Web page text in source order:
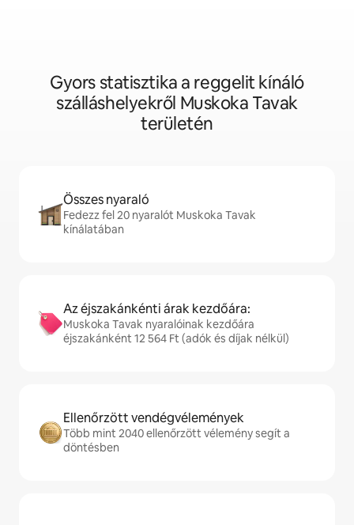
Gyors statisztika a reggelit kínáló
szálláshelyekről Muskoka Tavak
területén
Összes nyaraló
Fedezz fel 20 nyaralót Muskoka Tavak
kínálatában
Az éjszakánkénti árak kezdőára:
Muskoka Tavak nyaralóinak kezdőára
éjszakánként 12 564 Ft (adók és díjak nélkül)
Ellenőrzött vendégvélemények
Több mint 2040 ellenőrzött vélemény segít a
döntésben